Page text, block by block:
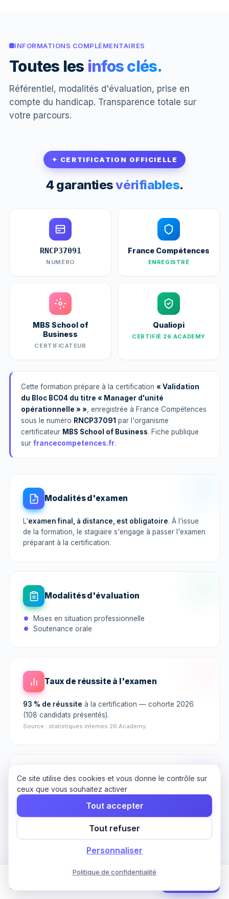
INFORMATIONS COMPLÉMENTAIRES
Toutes les infos clés.
Référentiel, modalités d'évaluation, prise en
compte du handicap. Transparence totale sur
votre parcours.
✦ CERTIFICATION OFFICIELLE
4 garantiesvérifiables.
RNCP37091
NUMÉRO
France Compétences
ENREGISTRÉ
MBS School of
Business
CERTIFICATEUR
Qualiopi
CERTIFIÉ 26 ACADEMY
Cette formation prépare à la certification « Validation
du Bloc BC04 du titre « Manager d'unité
opérationnelle » » , enregistrée à France Compétences
sous le numéro RNCP37091 par l'organisme
certificateur MBS School of Business. Fiche publique
sur francecompetences.fr.
Modalités d'examen
L'examen final, à distance, est obligatoire. À l'issue
de la formation, le stagiaire s'engage à passer l'examen
préparant à la certification.
Modalités d'évaluation
Mises en situation professionnelle
Soutenance orale
Taux de réussite à l'examen
93 % de réussite à la certification — cohorte 2026
(108 candidats présentés).
Source : statistiques internes 26 Academy.
Handicap
Adaptation des conditions d'examen pour les
personnes en situation de handicap : le référent
handicap prend en compte dès l'inscription la situation
du candidat, et propose un entretien pour envisager les
Formation Bootcamp Management (MBS)
75 h · 3 mois · CPF
Ce site utilise des cookies et vous donne le contrôle sur
ceux que vous souhaitez activer
Tout accepter
Tout refuser
Personnaliser
Politique de confidentialité